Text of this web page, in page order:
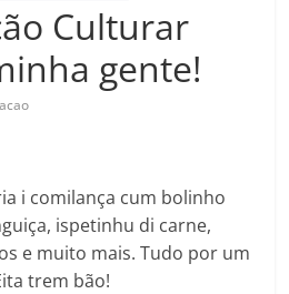
Culturar
gente!
i comilança cum bolinho
ispetinhu di carne,
e muito mais. Tudo por um
trem bão!